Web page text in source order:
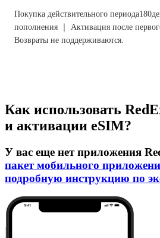
Покупка действительного
пополнения ｜ Активация после
Возвраты не поддерживаются.
Как использовать
и активации eSIM?
У вас еще нет приложения
пакет мобильного
подробную инструкцию по